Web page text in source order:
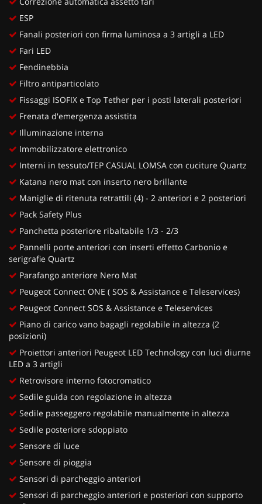
ESP
Fanali posteriori con firma luminosa a 3 artigli a LED
Fari LED
Fendinebbia
Filtro antiparticolato
Fissaggi ISOFIX e Top Tether per i posti laterali posteriori
Frenata d'emergenza assistita
Illuminazione interna
Immobilizzatore elettronico
Interni in tessuto/TEP CASUAL LOMSA con cuciture Quartz
Katana nero mat con inserto nero brillante
Maniglie di ritenuta retrattili (4) - 2 anteriori e 2 posteriori
Pack Safety Plus
Panchetta posteriore ribaltabile 1/3 - 2/3
Pannelli porte anteriori con inserti effetto Carbonio e
serigrafie Quartz
Parafango anteriore Nero Mat
Peugeot Connect ONE ( SOS & Assistance e Teleservices)
Peugeot Connect SOS & Assistance e Teleservices
Piano di carico vano bagagli regolabile in altezza (2
posizioni)
Proiettori anteriori Peugeot LED Technology con luci diurne
LED a 3 artigli
Retrovisore interno fotocromatico
Sedile guida con regolazione in altezza
Sedile passeggero regolabile manualmente in altezza
Sedile posteriore sdoppiato
Sensore di luce
Sensore di pioggia
Sensori di parcheggio anteriori
Sensori di parcheggio anteriori e posteriori con supporto